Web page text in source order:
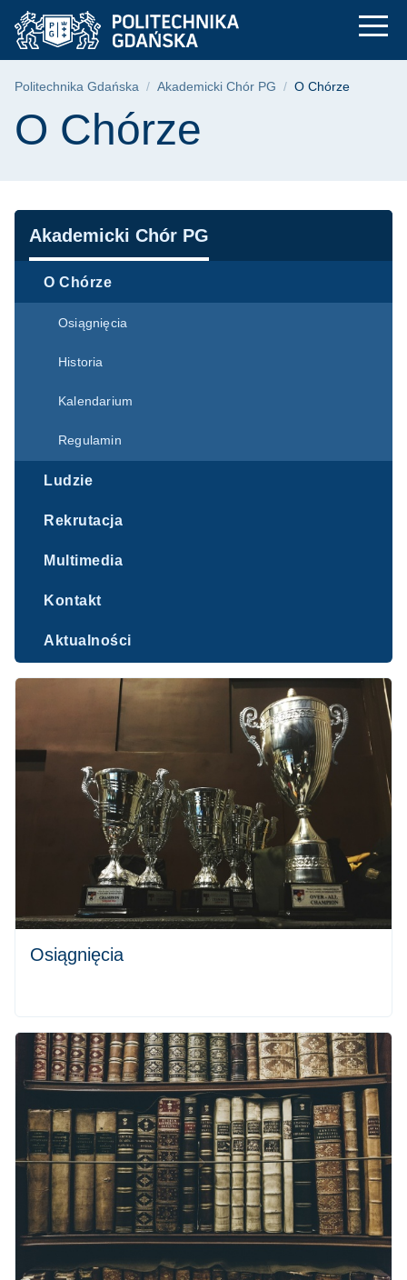
Przejdź
do
menu
Przejdź
do
wyszukiwarki
Przejdź
do
treści
O Chórze |
Ścieżka nawigacyjna
Politechnika Gdańska Akademicki Chór PG O Chórze
Treść strony
O Chórze
Nawigacja
Akademicki Chór PG
O Chórze
Osiągnięcia
Historia
Kalendarium
Regulamin
Ludzie
Rekrutacja
Multimedia
Kontakt
Aktualności
Osiągnięcia